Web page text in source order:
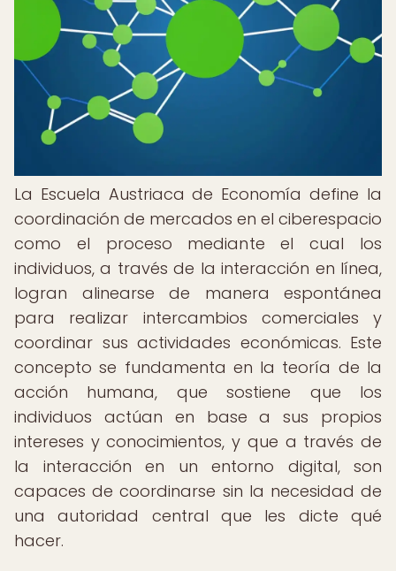
La Escuela Austriaca de Economía define la
coordinación de mercados en el ciberespacio
como el proceso mediante el cual los
individuos, a través de la interacción en línea,
logran alinearse de manera espontánea
para realizar intercambios comerciales y
coordinar sus actividades económicas. Este
concepto se fundamenta en la teoría de la
acción humana, que sostiene que los
individuos actúan en base a sus propios
intereses y conocimientos, y que a través de
la interacción en un entorno digital, son
capaces de coordinarse sin la necesidad de
una autoridad central que les dicte qué
hacer.